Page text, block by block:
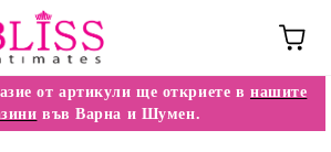
от артикули ще откриете в нашите
във Варна и Шумен.